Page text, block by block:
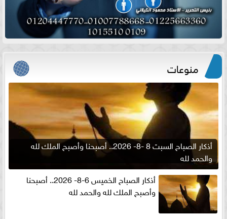
منوعات
أذكار الصباح السبت 8 -8- 2026.. أصبحنا وأصبح الملك لله
والحمد لله
أذكار الصباح الخميس 6-8- 2026.. أصبحنا
وأصبح الملك لله والحمد لله